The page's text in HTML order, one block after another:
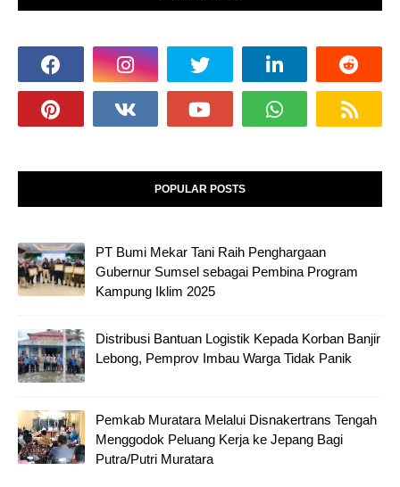
POPULAR POSTS
PT Bumi Mekar Tani Raih Penghargaan
Gubernur Sumsel sebagai Pembina Program
Kampung Iklim 2025
Distribusi Bantuan Logistik Kepada Korban Banjir
Lebong, Pemprov Imbau Warga Tidak Panik
Pemkab Muratara Melalui Disnakertrans Tengah
Menggodok Peluang Kerja ke Jepang Bagi
Putra/Putri Muratara